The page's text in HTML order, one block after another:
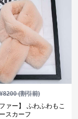
¥8200(割引前)
ァー】 ふわふわもこ
スカーフ